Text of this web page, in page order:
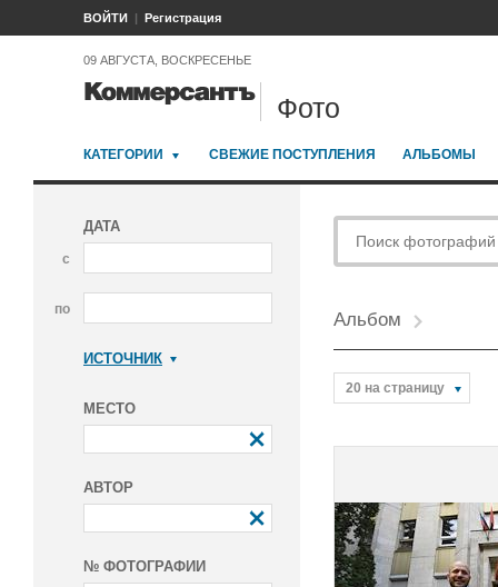
ВОЙТИ Регистрация
09 АВГУСТА, ВОСКРЕСЕНЬЕ
Фото
КАТЕГОРИИ СВЕЖИЕ ПОСТУПЛЕНИЯ АЛЬБОМЫ
ДАТА
с
по
ИСТОЧНИК
МЕСТО
АВТОР
№ ФОТОГРАФИИ
Альбом
20 на страницу